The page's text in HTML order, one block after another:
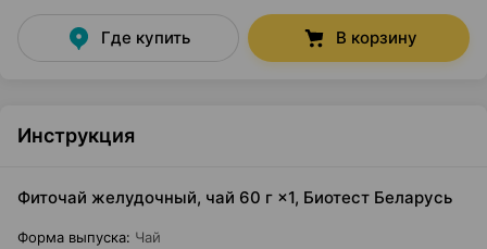
Где купить В корзину
Инструкция
Фиточай желудочный, чай 60 г ×1, Биотест Беларусь
Форма выпуска: Чай